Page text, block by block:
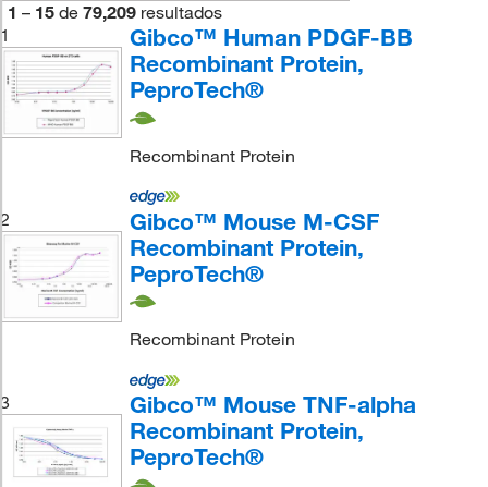
1 – 15 de 79,209 resultados
1
Gibco™ Human PDGF-BB
Recombinant Protein,
PeproTech®
Recombinant Protein
2
Gibco™ Mouse M-CSF
Recombinant Protein,
PeproTech®
Recombinant Protein
3
Gibco™ Mouse TNF-alpha
Recombinant Protein,
PeproTech®